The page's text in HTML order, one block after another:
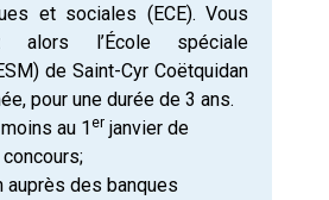
et sociales (ECE). Vous
alors l’École spéciale
de Saint-Cyr Coëtquidan
pour une durée de 3 ans.
au 1er janvier de
concours;
auprès des banques